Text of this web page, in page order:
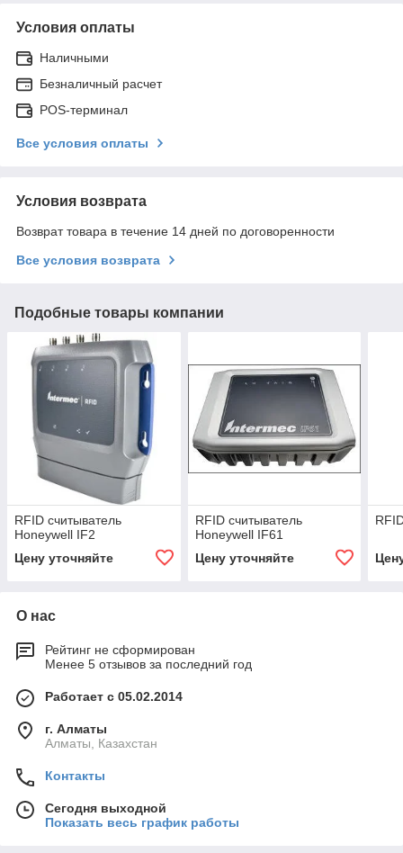
Условия оплаты
Наличными
Безналичный расчет
POS-терминал
Все условия оплаты
Условия возврата
Возврат товара в течение 14 дней по договоренности
Все условия возврата
Подобные товары компании
RFID считыватель
Honeywell IF2
Цену уточняйте
RFID считыватель
Honeywell IF61
Цену уточняйте
О нас
Рейтинг не сформирован
Менее 5 отзывов за последний год
Работает с 05.02.2014
г. Алматы
Алматы, Казахстан
Контакты
Сегодня выходной
Показать весь график работы